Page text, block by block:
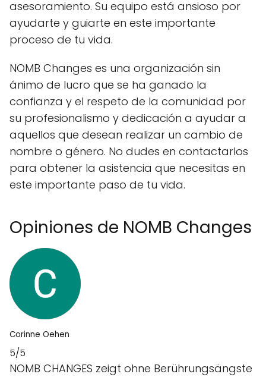
asesoramiento. Su equipo está ansioso por
ayudarte y guiarte en este importante
proceso de tu vida.
NOMB Changes es una organización sin
ánimo de lucro que se ha ganado la
confianza y el respeto de la comunidad por
su profesionalismo y dedicación a ayudar a
aquellos que desean realizar un cambio de
nombre o género. No dudes en contactarlos
para obtener la asistencia que necesitas en
este importante paso de tu vida.
Opiniones de NOMB Changes
Corinne Oehen
5/5
NOMB CHANGES zeigt ohne Berührungsängste